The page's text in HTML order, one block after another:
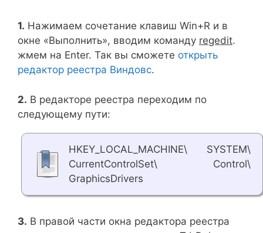
1. Нажимаем сочетание клавиш Win+R и в
окне «Выполнить», вводим команду regedit.
жмем на Enter. Так вы сможете открыть
редактор реестра Виндовс.
2. В редакторе реестра переходим по
следующему пути:
HKEY_LOCAL_MACHINE\ SYSTEM\
CurrentControlSet\ Control\
GraphicsDrivers
3. В правой части окна редактора реестра